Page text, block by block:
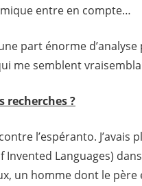
entre en compte…
part énorme
me semblent
recherches ?
l’espéranto.
Invented Languages)
un homme dont le